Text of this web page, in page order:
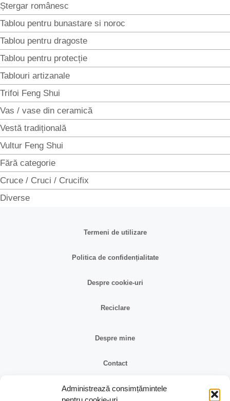
Administrează consimțămintele
Ștergar românesc
Tablou pentru bunastare si noroc
Tablou pentru dragoste
Tablou pentru protecție
Tablouri artizanale
Trifoi Feng Shui
Vas / vase din ceramică
Vestă tradițională
Vultur Feng Shui
Fără categorie
Cruce / Cruci / Crucifix
Diverse
Termeni de utilizare
Politica de confidențialitate
Despre cookie-uri
Reciclare
Despre mine
Contact
Reclamații și retur